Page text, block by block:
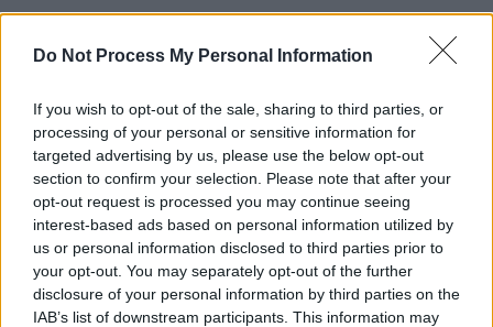
Do Not Process My Personal Information
If you wish to opt-out of the sale, sharing to third parties, or
processing of your personal or sensitive information for
targeted advertising by us, please use the below opt-out
section to confirm your selection. Please note that after your
opt-out request is processed you may continue seeing
interest-based ads based on personal information utilized by
us or personal information disclosed to third parties prior to
your opt-out. You may separately opt-out of the further
disclosure of your personal information by third parties on the
IAB’s list of downstream participants. This information may
Η υπό τον λοχαγό Χριστόπουλο διλοχία του 5/42
Συντάγματος Ευζώνων στους αυτοκρατορικούς
στρατώνες Οδησσού.